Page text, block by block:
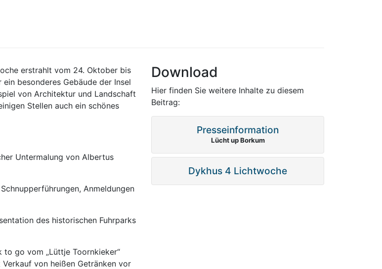
erstrahlt vom 24. Oktober bis
besonderes Gebäude der Insel
von Architektur und Landschaft
Stellen auch ein schönes
Untermalung von Albertus
Anmeldungen
des historischen Fuhrparks
go vom „Lüttje Toornkieker“
von heißen Getränken vor
Download
Hier finden Sie weitere Inhalte zu diesem
Beitrag:
Presseinformation
Lücht up Borkum
Dykhus 4 Lichtwoche